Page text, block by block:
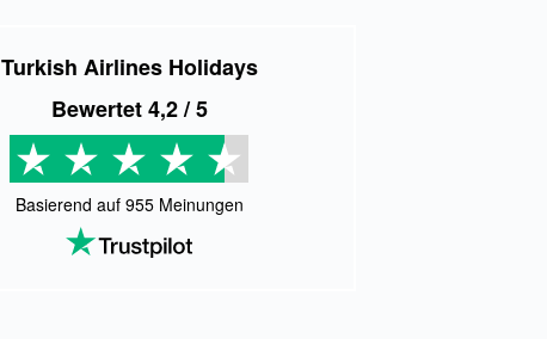
Turkish Airlines Holidays
Bewertet4,2/ 5
Basierend auf 955Meinungen